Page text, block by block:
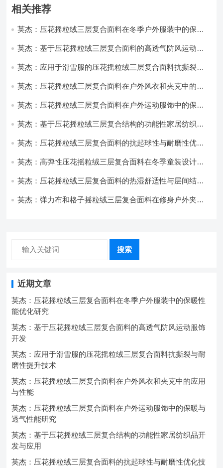
相关推荐
英杰：压花摇粒绒三层复合面料在冬季户外服装中的保暖
英杰：基于压花摇粒绒三层复合面料的高透气防风运动服
英杰：应用于滑雪服的压花摇粒绒三层复合面料抗撕裂与
英杰：压花摇粒绒三层复合面料在户外风衣和夹克中的应
英杰：压花摇粒绒三层复合面料在户外运动服饰中的保暖
英杰：基于压花摇粒绒三层复合结构的功能性家居纺织品
英杰：压花摇粒绒三层复合面料的抗起球性与耐磨性优化
英杰：高弹性压花摇粒绒三层复合面料在冬季童装设计中
英杰：压花摇粒绒三层复合面料的热湿舒适性与层间结合
英杰：弹力布和格子摇粒绒三层复合面料在修身户外夹克
搜索
近期文章
英杰：压花摇粒绒三层复合面料在冬季户外服装中的保暖性
能优化研究
英杰：基于压花摇粒绒三层复合面料的高透气防风运动服饰
开发
英杰：应用于滑雪服的压花摇粒绒三层复合面料抗撕裂与耐
磨性提升技术
英杰：压花摇粒绒三层复合面料在户外风衣和夹克中的应用
与性能
英杰：压花摇粒绒三层复合面料在户外运动服饰中的保暖与
透气性能研究
英杰：基于压花摇粒绒三层复合结构的功能性家居纺织品开
发与应用
英杰：压花摇粒绒三层复合面料的抗起球性与耐磨性优化技